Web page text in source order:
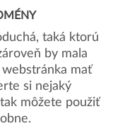
taká ktorú
by mala
webstránka mať
si nejaký
môžete použiť